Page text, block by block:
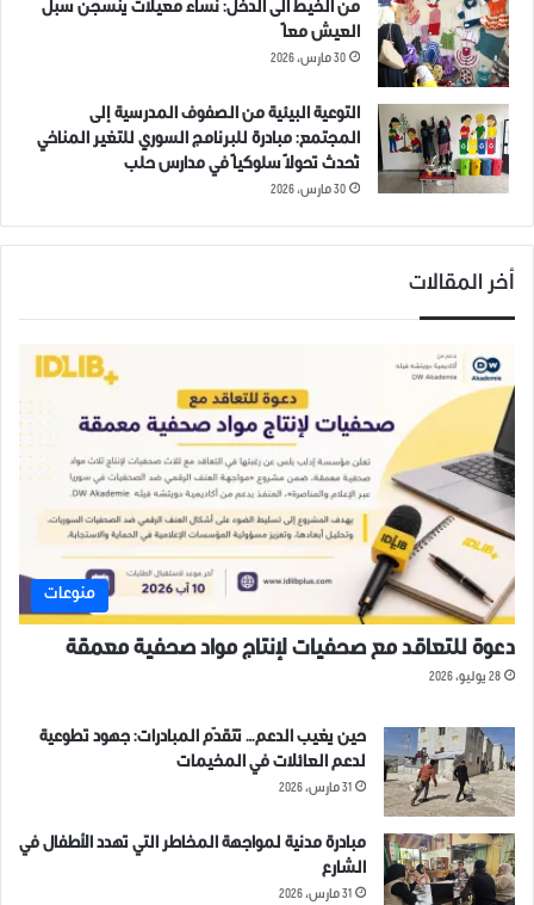
السوري ليوم الجمعة 1 مارس
2019
في "مقالات"
ادلب قصف قوات النظام
من الخيط الى الدخل: نساء معيلات ينسجن سبل
العيش معاً
30 مارس، 2026
التوعية البيئية من الصفوف المدرسية إلى
المجتمع: مبادرة للبرنامج السوري للتغير المناخي
تُحدث تحولاً سلوكياً في مدارس حلب
30 مارس، 2026
أخر المقالات
منوعات
دعوة للتعاقد مع صحفيات لإنتاج مواد صحفية معمقة
28 يوليو، 2026
حين يغيب الدعم… تتقدّم المبادرات: جهود تطوعية
لدعم العائلات في المخيمات
31 مارس، 2026
مبادرة مدنية لمواجهة المخاطر التي تهدد الأطفال في
الشارع
31 مارس، 2026